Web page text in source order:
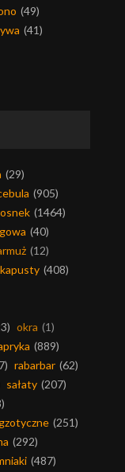
(49)
(41)
(29)
(905)
(1464)
(40)
(12)
kapusty (408)
okra (1)
(889)
rabarbar (62)
sałaty (207)
(251)
(292)
(487)